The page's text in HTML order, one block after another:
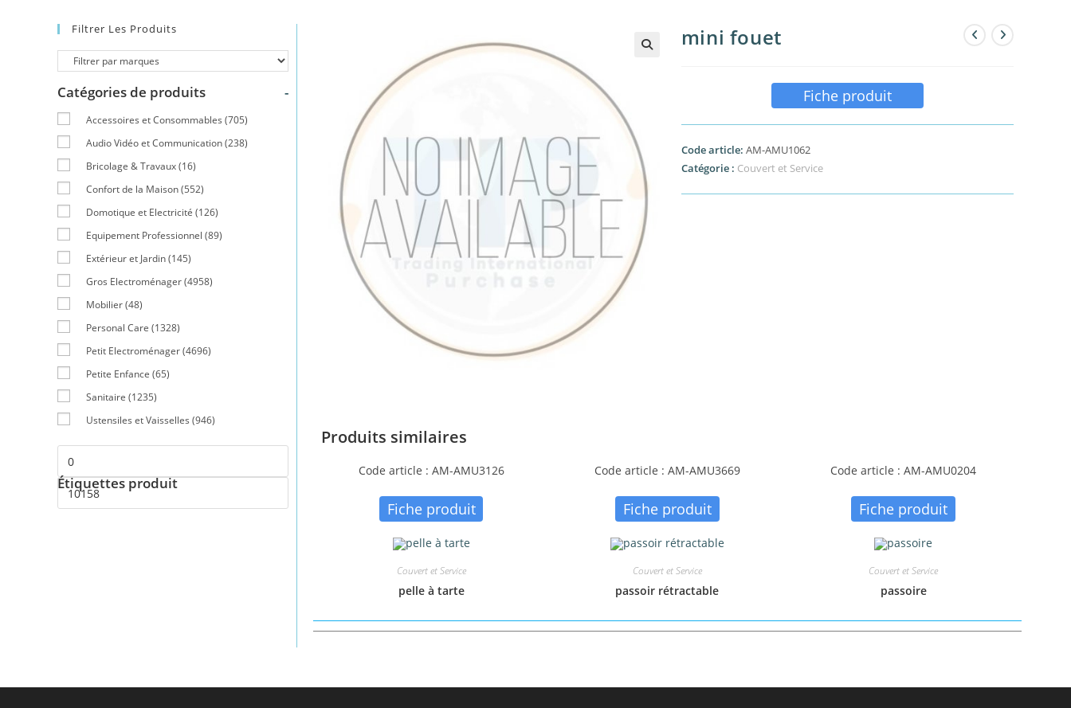
mini fouet
Fiche produit
Code article: AM-AMU1062
Catégorie : Couvert et Service
Produits similaires
Code article : AM-AMU3126
Fiche produit
Couvert et Service
pelle à tarte
Code article : AM-AMU3669
Fiche produit
Couvert et Service
passoir rétractable
Code article : AM-AMU0204
Fiche produit
Couvert et Service
passoire
Filtrer Les Produits
Catégories de produits -
Accessoires et Consommables (705)
Audio Vidéo et Communication(238)
Bricolage & Travaux(16)
Confort de la Maison(552)
Domotique et Electricité (126)
Equipement Professionnel (89)
Extérieur et Jardin(145)
Gros Electroménager(4958)
Mobilier(48)
Personal Care (1328)
Petit Electroménager(4696)
Petite Enfance (65)
Sanitaire (1235)
Ustensiles et Vaisselles (946)
Étiquettes produit